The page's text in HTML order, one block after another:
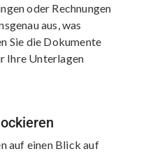
oder Rechnungen
aus, was
Sie die Dokumente
Ihre Unterlagen
auf einen Blick auf